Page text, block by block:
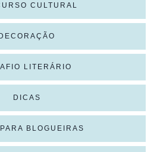
CULTURAL
DECORAÇÃO
LITERÁRIO
DICAS
BLOGUEIRAS